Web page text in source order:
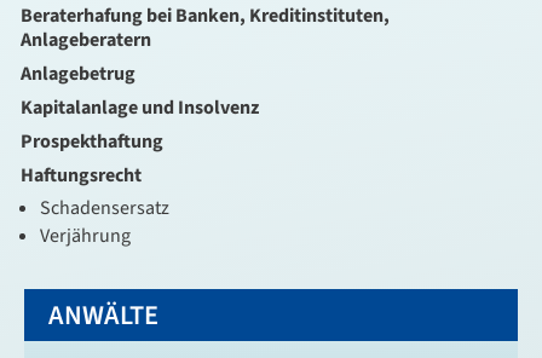
Beraterhafung bei Banken, Kreditinstituten,
Anlageberatern
Anlagebetrug
Kapitalanlage und Insolvenz
Prospekthaftung
Haftungsrecht
Schadensersatz
Verjährung
ANWÄLTE